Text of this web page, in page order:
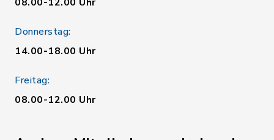
Donnerstag:
14.00-18.00 Uhr
Freitag:
08.00-12.00 Uhr